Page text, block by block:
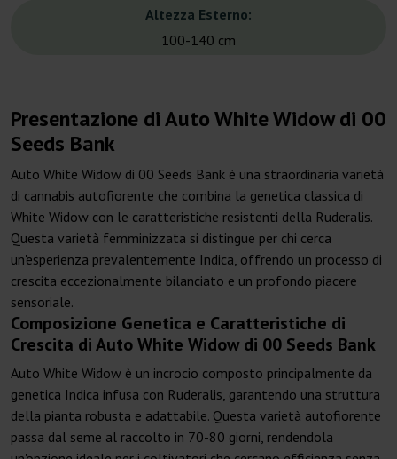
Altezza Esterno:
100-140 cm
Presentazione di Auto White Widow di 00
Seeds Bank
Auto White Widow di 00 Seeds Bank è una straordinaria varietà
di cannabis autofiorente che combina la genetica classica di
White Widow con le caratteristiche resistenti della Ruderalis.
Questa varietà femminizzata si distingue per chi cerca
un'esperienza prevalentemente Indica, offrendo un processo di
crescita eccezionalmente bilanciato e un profondo piacere
sensoriale.
Composizione Genetica e Caratteristiche di
Crescita di Auto White Widow di 00 Seeds Bank
Auto White Widow è un incrocio composto principalmente da
genetica Indica infusa con Ruderalis, garantendo una struttura
della pianta robusta e adattabile. Questa varietà autofiorente
passa dal seme al raccolto in 70-80 giorni, rendendola